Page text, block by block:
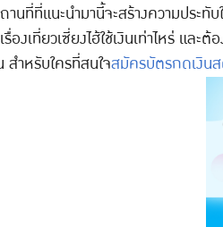
านที่ที่แนะนำมานี้จะสร้างความประ
องเที่ยวเซี่ยงไฮ้ใช้เงินเท่าไหร่ แ
สำหรับใครที่สนใจสมัครบัตรกดเงิน